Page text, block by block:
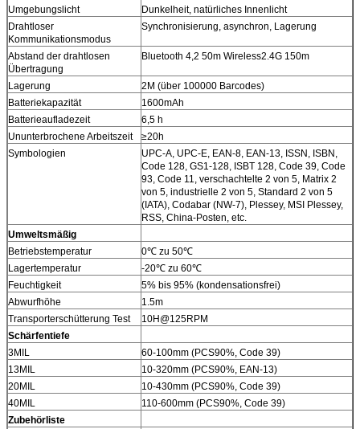
Umgebungslicht
Dunkelheit, natürliches Innenlicht
Drahtloser
Kommunikationsmodus
Synchronisierung, asynchron, Lagerung
Abstand der drahtlosen
Übertragung
Bluetooth 4,2 50m Wireless2.4G 150m
Lagerung
2M (über 100000 Barcodes)
Batteriekapazität
1600mAh
Batterieaufladezeit
6,5 h
Ununterbrochene Arbeitszeit
≥20h
Symbologien
UPC-A, UPC-E, EAN-8, EAN-13, ISSN, ISBN,
Code 128, GS1-128, ISBT 128, Code 39, Code
93, Code 11, verschachtelte 2 von 5, Matrix 2
von 5, industrielle 2 von 5, Standard 2 von 5
(IATA), Codabar (NW-7), Plessey, MSI Plessey,
RSS, China-Posten, etc.
Umweltsmäßig
Betriebstemperatur
0℃ zu 50℃
Lagertemperatur
-20℃ zu 60℃
Feuchtigkeit
5% bis 95% (kondensationsfrei)
Abwurfhöhe
1.5m
Transporterschütterung Test
10H@125RPM
Schärfentiefe
3MIL
60-100mm (PCS90%, Code 39)
13MIL
10-320mm (PCS90%, EAN-13)
20MIL
10-430mm (PCS90%, Code 39)
40MIL
110-600mm (PCS90%, Code 39)
Zubehörliste